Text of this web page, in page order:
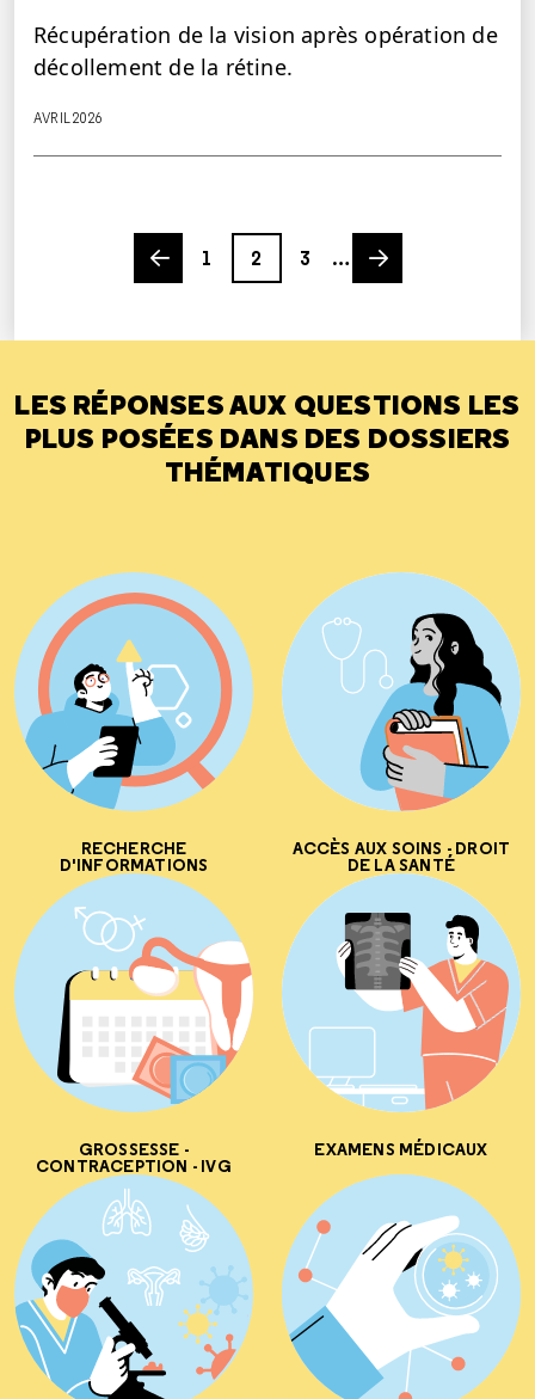
Récupération de la vision après opération de
décollement de la rétine.
AVRIL 2026
Previous page
1
Page
2
Page
3
…
Next page
LES RÉPONSES AUX QUESTIONS LES
PLUS POSÉES DANS DES DOSSIERS
THÉMATIQUES
RECHERCHE
D'INFORMATIONS
ACCÈS AUX SOINS - DROIT
DE LA SANTÉ
GROSSESSE -
CONTRACEPTION - IVG
EXAMENS MÉDICAUX